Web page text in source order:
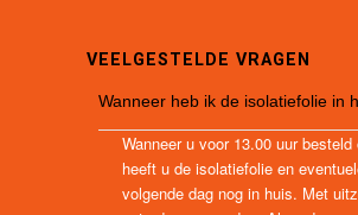
VEELGESTELDE VRAGEN
Wanneer heb ik de isolatiefolie in
Wanneer u voor 13.00 uur besteld
heeft u de isolatiefolie en
volgende dag nog in huis. Met